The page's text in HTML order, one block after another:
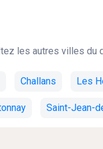
les autres villes du
Challans Les
Saint-Jean-